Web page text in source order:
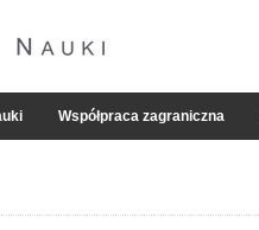
Współpraca zagraniczna